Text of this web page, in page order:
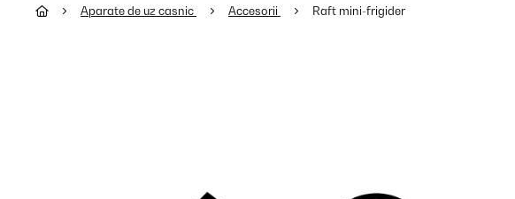
Aparate de uz casnic Accesorii Raft mini-frigider